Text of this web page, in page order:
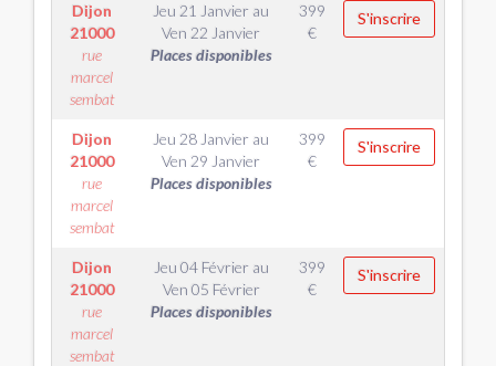
Dijon
21000
rue
marcel
sembat
Jeu 21 Janvier au
Ven 22 Janvier
Places disponibles
399
€
S'inscrire
Dijon
21000
rue
marcel
sembat
Jeu 28 Janvier au
Ven 29 Janvier
Places disponibles
399
€
S'inscrire
Dijon
21000
rue
marcel
sembat
Jeu 04 Février au
Ven 05 Février
Places disponibles
399
€
S'inscrire